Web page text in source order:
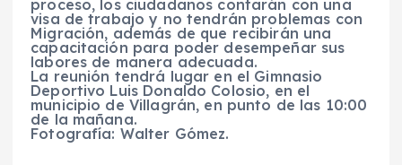
proceso, los ciudadanos contarán con una
visa de trabajo y no tendrán problemas con
Migración, además de que recibirán una
capacitación para poder desempeñar sus
labores de manera adecuada.
La reunión tendrá lugar en el Gimnasio
Deportivo Luis Donaldo Colosio, en el
municipio de Villagrán, en punto de las 10:00
de la mañana.
Fotografía: Walter Gómez.